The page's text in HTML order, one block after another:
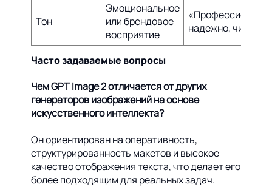
Тон
Эмоциональное
или брендовое
восприятие
надежно, чисто»
Часто задаваемые вопросы
Чем GPT Image 2 отличается от других
генераторов изображений на основе
искусственного интеллекта?
Он ориентирован на оперативность,
структурированность макетов и высокое
качество отображения текста, что делает его
более подходящим для реальных задач.